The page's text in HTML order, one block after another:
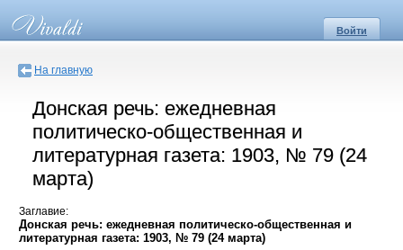
Войти
На главную
Донская речь: ежедневная
политическо-общественная и
литературная газета: 1903, № 79 (24
марта)
Заглавие:
Донская речь: ежедневная политическо-общественная и
литературная газета: 1903, № 79 (24 марта)